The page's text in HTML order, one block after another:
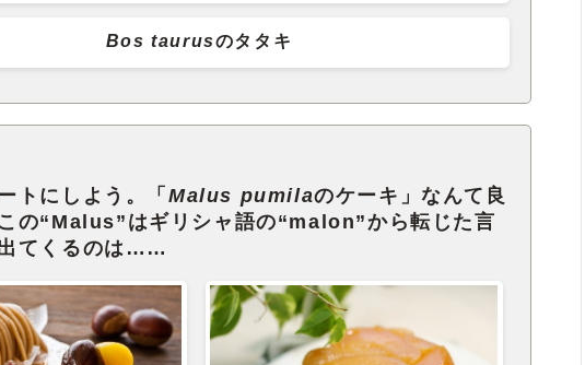
Bos taurusのタタキ
トにしよう。「 Malus pumilaのケーキ」なんて良
の“Malus”はギリシャ語の“malon”から転じた言
てくるのは……